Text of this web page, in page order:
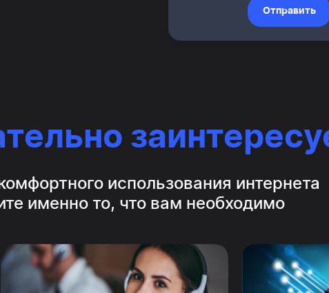
Отправить
использования интернета
именно то, что вам необходимо